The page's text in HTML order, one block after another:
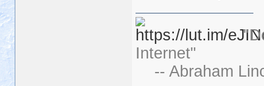
Internet"
-- Abraham